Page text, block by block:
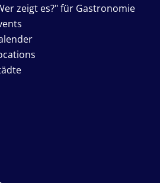
zeigt es?" für Gastronomie